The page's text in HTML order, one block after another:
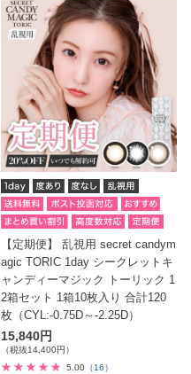
【定期便】 乱視用 secret candym
agic TORIC 1day シークレットキ
ャンディーマジック トーリック 1
2箱セット 1箱10枚入り 合計120
枚（CYL:-0.75D～-2.25D）
15,840円
（税抜14,400円）
5.00 （16）